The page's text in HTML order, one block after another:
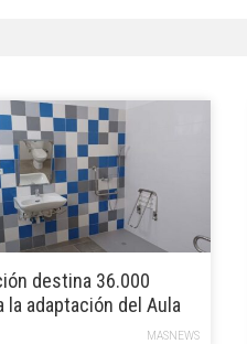
destina 36.000
la adaptación del Aula
del CEIP La ParedillaMASNEWS